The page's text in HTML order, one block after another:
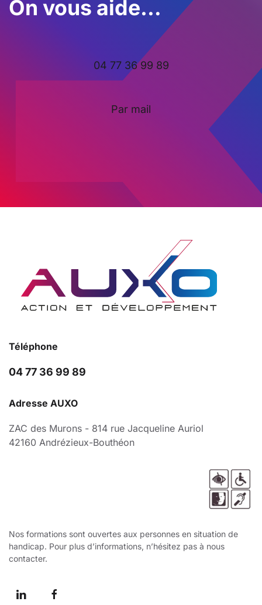
On vous aide…
04 77 36 99 89
Par mail
Téléphone
04 77 36 99 89
Adresse AUXO
ZAC des Murons - 814 rue Jacqueline Auriol
42160 Andrézieux-Bouthéon
Nos formations sont ouvertes aux personnes en situation de
handicap. Pour plus d’informations, n’hésitez pas à nous
contacter.